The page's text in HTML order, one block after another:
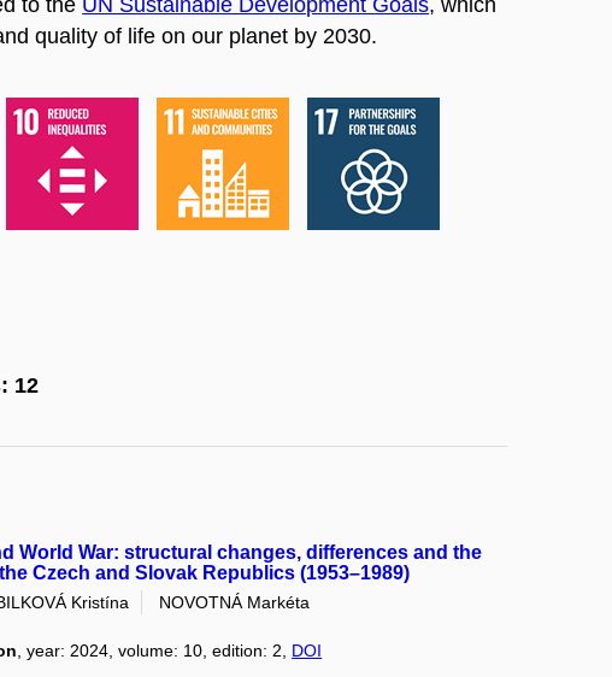
to the UN Sustainable Development Goals, which
quality of life on our planet by 2030.
12
World War: structural changes, differences and the
Czech and Slovak Republics (1953–1989)
Kristína
NOVOTNÁ Markéta
, year: 2024, volume: 10, edition: 2, DOI